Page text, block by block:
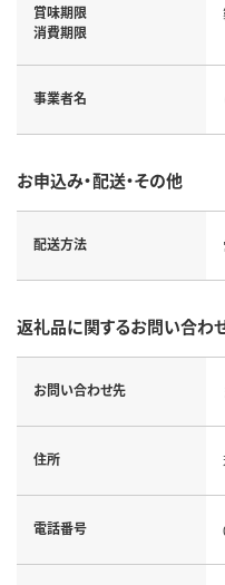
賞味期限
消費期限
事業者名
お申込み・配送・その他
配送方法
返礼品に関するお問い合わ
お問い合わせ先
住所
電話番号